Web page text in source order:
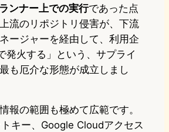
ンナー上での実行であった点
流のリポジトリ侵害が、下流
ージャーを経由して、利用企
発火する」という、サプライ
も厄介な形態が成立しまし
報の範囲も極めて広範です。
キー、Google Cloudアクセス